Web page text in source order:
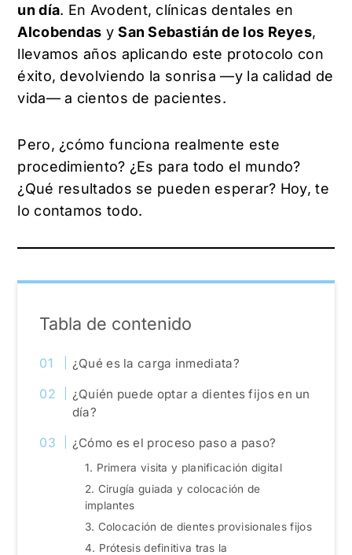
un día. En Avodent, clínicas dentales en
Alcobendas ySan Sebastián de los Reyes,
llevamos años aplicando este protocolo con
éxito, devolviendo la sonrisa —y la calidad de
vida— a cientos de pacientes.
Pero, ¿cómo funciona realmente este
procedimiento? ¿Es para todo el mundo?
¿Qué resultados se pueden esperar? Hoy, te
lo contamos todo.
Tabla de contenido
¿Qué es la carga inmediata?
¿Quién puede optar a dientes fijos en un
día?
¿Cómo es el proceso paso a paso?
1. Primera visita y planificación digital
2. Cirugía guiada y colocación de
implantes
3. Colocación de dientes provisionales fijos
4. Prótesis definitiva tras la